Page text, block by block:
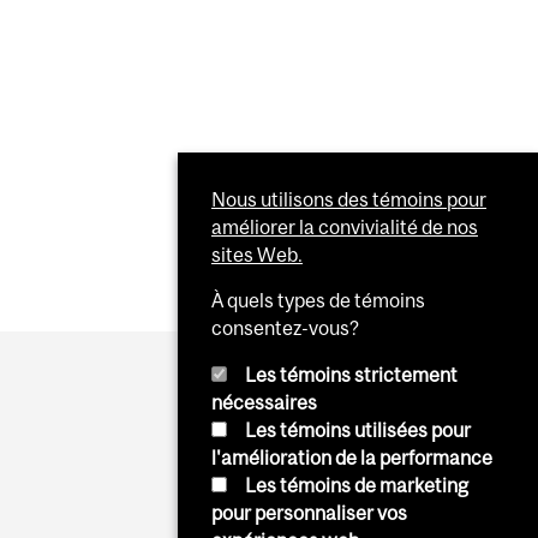
Nous utilisons des témoins pour
améliorer la convivialité de nos
sites Web.
À quels types de témoins
consentez-vous?
Les témoins strictement
nécessaires
Les témoins utilisées pour
l'amélioration de la performance
Les témoins de marketing
pour personnaliser vos